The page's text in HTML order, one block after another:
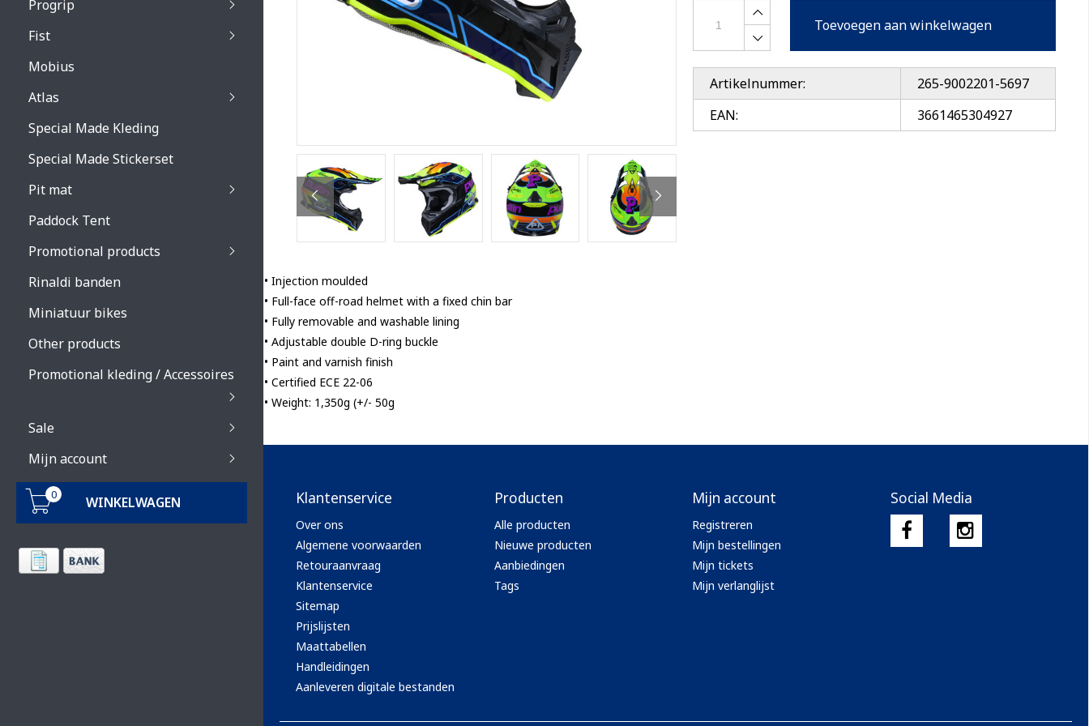
Ventury accessoires
Performance accessoires
Ventury accessoires
Primal / Split / Hustle accessoires
Progrip
Venom 3200 / Atzaki 3201 lenses
Fist
Mobius
Atlas
Special Made Kleding
Special Made Stickerset
Pit mat
Paddock Tent
Promotional products
Rinaldi banden
Miniatuur bikes
Other products
Promotional kleding / Accessoires
Sale
Mijn account
0 WINKELWAGEN
Toevoegen aan winkelwagen
Artikelnummer:
265-9002201-5697
EAN:
3661465304927
• Injection moulded
• Full-face off-road helmet with a fixed chin bar
• Fully removable and washable lining
• Adjustable double D-ring buckle
• Paint and varnish finish
• Certified ECE 22-06
• Weight: 1,350g (+/- 50g
Klantenservice
Over ons
Algemene voorwaarden
Retouraanvraag
Klantenservice
Sitemap
Prijslijsten
Maattabellen
Handleidingen
Aanleveren digitale bestanden
Producten
Alle producten
Nieuwe producten
Aanbiedingen
Tags
Mijn account
Registreren
Mijn bestellingen
Mijn tickets
Mijn verlanglijst
Social Media